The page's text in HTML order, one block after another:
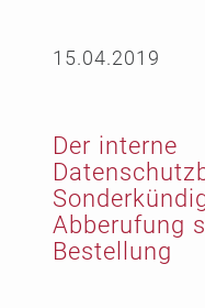
15.04.2019
Der interne
Abberufung
Bestellung